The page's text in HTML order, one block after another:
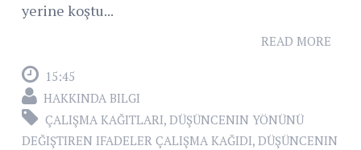
yerine koştu...
READ MORE
15:45
HAKKINDA BILGI
ÇALIŞMA KAĞITLARI, DÜŞÜNCENIN YÖNÜNÜ
DEĞIŞTIREN IFADELER ÇALIŞMA KAĞIDI, DÜŞÜNCENIN